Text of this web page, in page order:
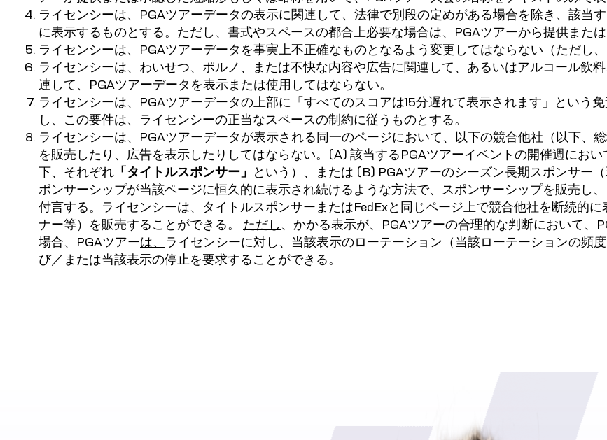
ライセンシーは、PGAツアーデータの表示に関連して、法律で別段の定めがある場合を除き、該当
に表示するものとする。ただし、書式やスペースの都合上必要な場合は、PGAツアーから提供また
ライセンシーは、PGAツアーデータを事実上不正確なものとなるよう変更してはならない（ただし
ライセンシーは、わいせつ、ポルノ、または不快な内容や広告に関連して、あるいはアルコール飲
連して、PGAツアーデータを表示または使用してはならない。
ライセンシーは、PGAツアーデータの上部に「すべてのスコアは15分遅れて表示されます」という
し 、この要件は、ライセンシーの正当なスペースの制約に従うものとする。
ライセンシーは、PGAツアーデータが表示される同一のページにおいて、以下の競合他社（以下、
を販売したり、広告を表示したりしてはならない。(A) 該当するPGAツアーイベントの開催週にお
下、それぞれ 「タイトルスポンサー」 という）、または (B) PGAツアーのシーズン長期スポンサー（
ポンサーシップが当該ページに恒久的に表示され続けるような方法で、スポンサーシップを販売し
付言する。ライセンシーは、タイトルスポンサーまたはFedExと同じページ上で競合他社を断続的
ナー等）を販売することができる。 ただし 、かかる表示が、PGAツアーの合理的な判断において、
場合、PGAツアーは、 ライセンシーに対し、当該表示のローテーション（当該ローテーションの頻
び／または当該表示の停止を要求することができる。